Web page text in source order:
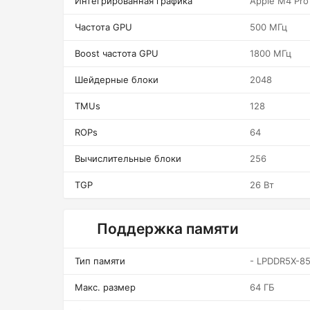
Частота GPU 500 МГц
Boost частота GPU 1800 МГц
Шейдерные блоки 2048
TMUs 128
ROPs 64
Вычислительные блоки 256
TGP 26 Вт
Поддержка памяти
Тип памяти - LPDDR5X-
Макс. размер 64 ГБ